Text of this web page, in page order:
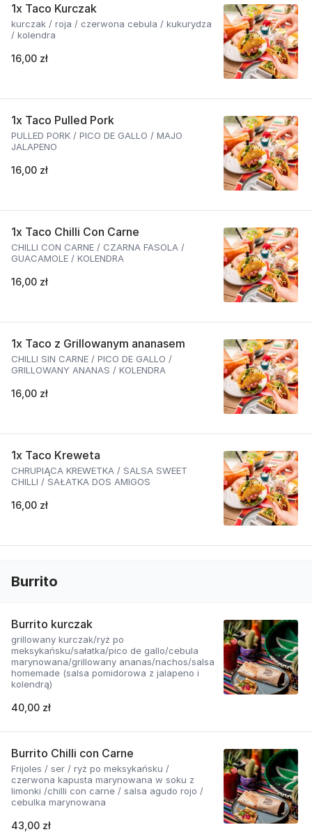
1x Taco Kurczak
kurczak / roja / czerwona cebula / kukurydza
/ kolendra
16,00 zł
1x Taco Pulled Pork
PULLED PORK / PICO DE GALLO / MAJO
JALAPENO
16,00 zł
1x Taco Chilli Con Carne
CHILLI CON CARNE / CZARNA FASOLA /
GUACAMOLE / KOLENDRA
16,00 zł
1x Taco z Grillowanym ananasem
CHILLI SIN CARNE / PICO DE GALLO /
GRILLOWANY ANANAS / KOLENDRA
16,00 zł
1x Taco Kreweta
CHRUPIĄCA KREWETKA / SALSA SWEET
CHILLI / SAŁATKA DOS AMIGOS
16,00 zł
Burrito
Burrito kurczak
grillowany kurczak/ryż po
meksykańsku/sałatka/pico de gallo/cebula
marynowana/grillowany ananas/nachos/salsa
homemade (salsa pomidorowa z jalapeno i
kolendrą)
40,00 zł
Burrito Chilli con Carne
Frijoles / ser / ryż po meksykańsku /
czerwona kapusta marynowana w soku z
limonki /chilli con carne / salsa agudo rojo /
cebulka marynowana
43,00 zł